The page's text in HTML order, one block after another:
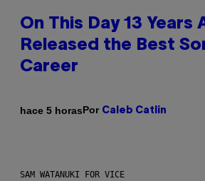
On This Day 13 Years
Released the Best
Career
hace 5 horasPor Caleb Catlin
SAM WATANUKI FOR VICE